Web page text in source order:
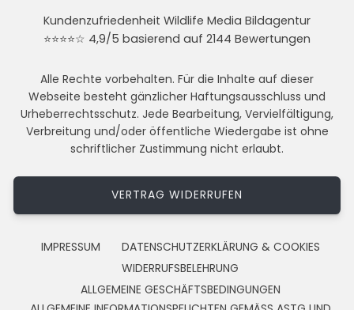
Kundenzufriedenheit Wildlife Media Bildagentur
⭐⭐⭐⭐☆ 4,9/5 basierend auf 2144 Bewertungen
Alle Rechte vorbehalten. Für die Inhalte auf dieser
Webseite besteht gänzlicher Haftungsausschluss und
Urheberrechtsschutz. Jede Bearbeitung, Vervielfältigung,
Verbreitung und/oder öffentliche Wiedergabe ist ohne
schriftlicher Zustimmung nicht erlaubt.
VERTRAG WIDERRUFEN
IMPRESSUM
DATENSCHUTZERKLÄRUNG & COOKIES
WIDERRUFSBELEHRUNG
ALLGEMEINE GESCHÄFTSBEDINGUNGEN